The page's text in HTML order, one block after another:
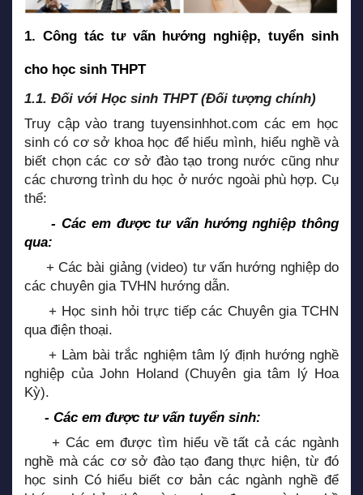
1. Công tác tư vấn hướng nghiệp, tuyển sinh
cho học sinh THPT
1.1. Đối với Học sinh THPT (Đối tượng chính)
Truy cập vào trang tuyensinhhot.com các em học
sinh có cơ sở khoa học để hiểu mình, hiểu nghề và
biết chọn các cơ sở đào tạo trong nước cũng như
các chương trình du học ở nước ngoài phù hợp. Cụ
thể:
- Các em được tư vấn hướng nghiệp thông
qua:
+ Các bài giảng (video) tư vấn hướng nghiệp do
các chuyên gia TVHN hướng dẫn.
+ Học sinh hỏi trực tiếp các Chuyên gia TCHN
qua điện thoại.
+ Làm bài trắc nghiệm tâm lý định hướng nghề
nghiệp của John Holand (Chuyên gia tâm lý Hoa
Kỳ).
- Các em được tư vấn tuyển sinh:
+ Các em được tìm hiểu về tất cả các ngành
nghề mà các cơ sở đào tạo đang thực hiện, từ đó
học sinh Có hiểu biết cơ bản các ngành nghề để